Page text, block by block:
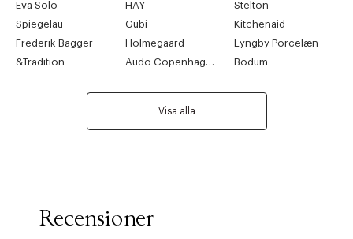
Eva Solo
HAY
Stelton
Spiegelau
Gubi
Kitchenaid
Frederik Bagger
Holmegaard
Lyngby Porcelæn
&Tradition
Audo Copenhagen Bodum
Visa alla